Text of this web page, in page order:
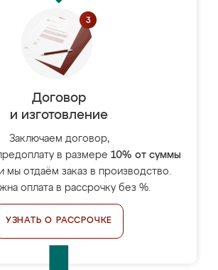
Договор
и изготовление
Заключаем договор,
в размере 10% от суммы
мы отдаём заказ в производство.
оплата в рассрочку без %.
УЗНАТЬ О РАССРОЧКЕ